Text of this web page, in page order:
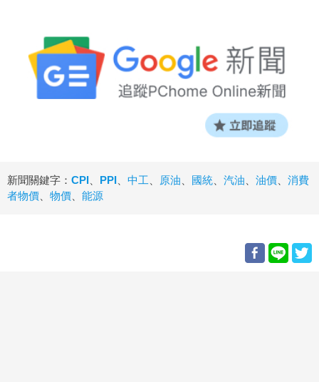
新聞關鍵字： CPI PPI 中工 原油 國統 汽油 油價
消費
者物價
物價 能源